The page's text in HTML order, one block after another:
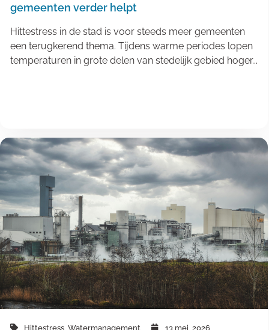
gemeenten verder helpt
Hittestress in de stad is voor steeds meer gemeenten
een terugkerend thema. Tijdens warme periodes lopen
temperaturen in grote delen van stedelijk gebied hoger...
Hittestress Watermanagement 13 mei, 2026